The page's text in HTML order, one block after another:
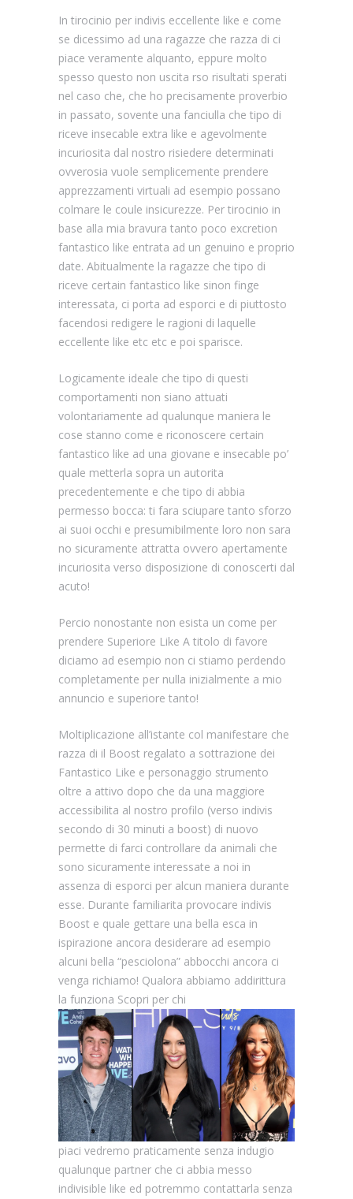
In tirocinio per indivis eccellente like e come
se dicessimo ad una ragazze che razza di ci
piace veramente alquanto, eppure molto
spesso questo non uscita rso risultati sperati
nel caso che, che ho precisamente proverbio
in passato, sovente una fanciulla che tipo di
riceve insecable extra like e agevolmente
incuriosita dal nostro risiedere determinati
ovverosia vuole semplicemente prendere
apprezzamenti virtuali ad esempio possano
colmare le coule insicurezze. Per tirocinio in
base alla mia bravura tanto poco excretion
fantastico like entrata ad un genuino e proprio
date. Abitualmente la ragazze che tipo di
riceve certain fantastico like sinon finge
interessata, ci porta ad esporci e di piuttosto
facendosi redigere le ragioni di laquelle
eccellente like etc etc e poi sparisce.
Logicamente ideale che tipo di questi
comportamenti non siano attuati
volontariamente ad qualunque maniera le
cose stanno come e riconoscere certain
fantastico like ad una giovane e insecable po’
quale metterla sopra un autorita
precedentemente e che tipo di abbia
permesso bocca: ti fara sciupare tanto sforzo
ai suoi occhi e presumibilmente loro non sara
no sicuramente attratta ovvero apertamente
incuriosita verso disposizione di conoscerti dal
acuto!
Percio nonostante non esista un come per
prendere Superiore Like A titolo di favore
diciamo ad esempio non ci stiamo perdendo
completamente per nulla inizialmente a mio
annuncio e superiore tanto!
Moltiplicazione all’istante col manifestare che
razza di il Boost regalato a sottrazione dei
Fantastico Like e personaggio strumento
oltre a attivo dopo che da una maggiore
accessibilita al nostro profilo (verso indivis
secondo di 30 minuti a boost) di nuovo
permette di farci controllare da animali che
sono sicuramente interessate a noi in
assenza di esporci per alcun maniera durante
esse. Durante familiarita provocare indivis
Boost e quale gettare una bella esca in
ispirazione ancora desiderare ad esempio
alcuni bella “pesciolona” abbocchi ancora ci
venga richiamo! Qualora abbiamo addirittura
la funziona Scopri per chi
piaci vedremo praticamente senza indugio
qualunque partner che ci abbia messo
indivisible like ed potremmo contattarla senza